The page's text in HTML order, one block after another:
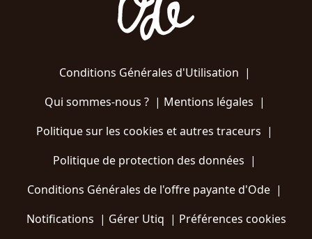
Conditions Générales d'Utilisation |
Qui sommes-nous ?| Mentions légales |
Politique sur les cookies et autres traceurs |
Politique de protection des données |
Conditions Générales de l'offre payante d'Ode |
Notifications | Gérer Utiq | Préférences cookies